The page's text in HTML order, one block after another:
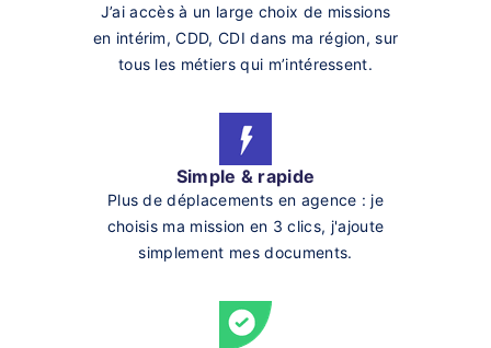
J’ai accès à un large choix de missions
en intérim, CDD, CDI dans ma région, sur
tous les métiers qui m’intéressent.
Simple & rapide
Plus de déplacements en agence : je
choisis ma mission en 3 clics, j'ajoute
simplement mes documents.